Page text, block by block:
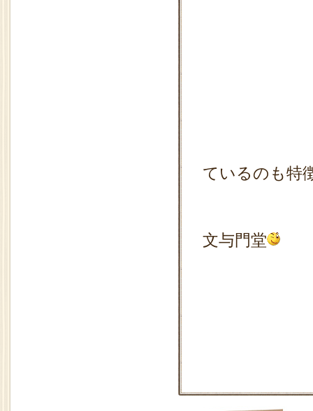
ているのも特
文与門堂